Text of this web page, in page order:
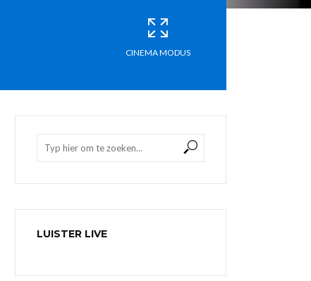
CINEMA MODUS
LUISTER LIVE